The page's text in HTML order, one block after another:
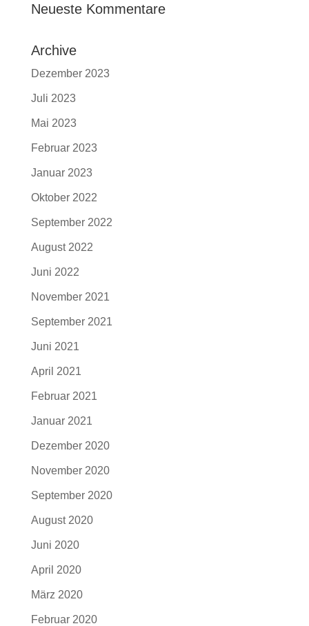
Neueste Kommentare
Archive
Dezember 2023
Juli 2023
Mai 2023
Februar 2023
Januar 2023
Oktober 2022
September 2022
August 2022
Juni 2022
November 2021
September 2021
Juni 2021
April 2021
Februar 2021
Januar 2021
Dezember 2020
November 2020
September 2020
August 2020
Juni 2020
April 2020
März 2020
Februar 2020